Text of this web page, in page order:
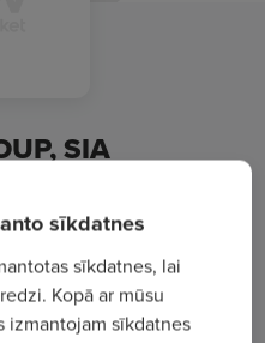
SIA
- 23, Jūrmala
sīkdatnes
sīkdatnes, lai
Kopā ar mūsu
izmantojam sīkdatnes